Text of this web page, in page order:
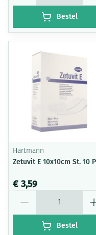
Bestel
Hartmann
Zetuvit E 10x10cm St. 10
€ 3,59
Bestel